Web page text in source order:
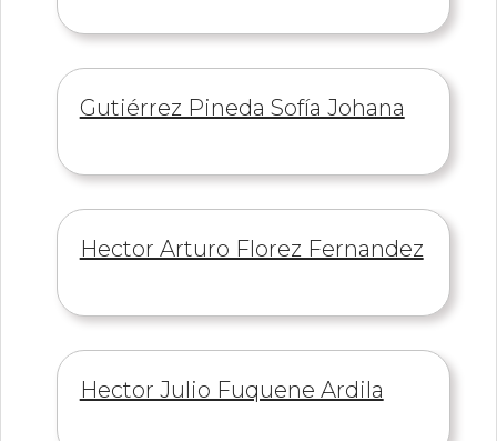
Información
Gutiérrez Pineda Sofía Johana
Información
Hector Arturo Florez Fernandez
Información
Hector Julio Fuquene Ardila